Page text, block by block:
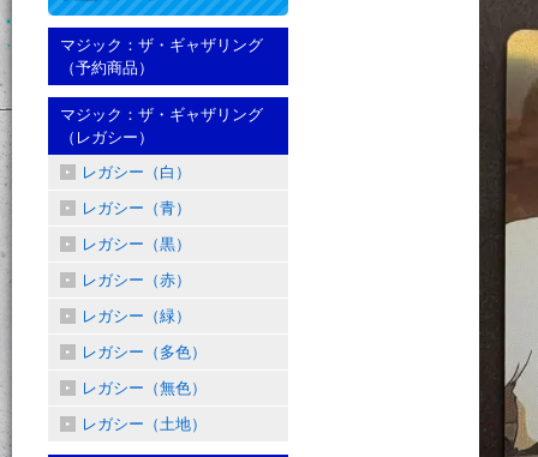
マジック：ザ・ギャザリング
（予約商品）
マジック：ザ・ギャザリング
（レガシー）
レガシー（白）
レガシー（青）
レガシー（黒）
レガシー（赤）
レガシー（緑）
レガシー（多色）
レガシー（無色）
レガシー（土地）